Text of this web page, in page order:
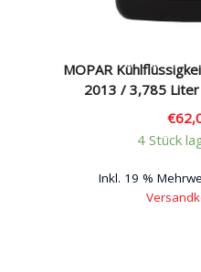
MOPAR
2013 / 3,785 Liter
€
4 Stück
Inkl. 19 %